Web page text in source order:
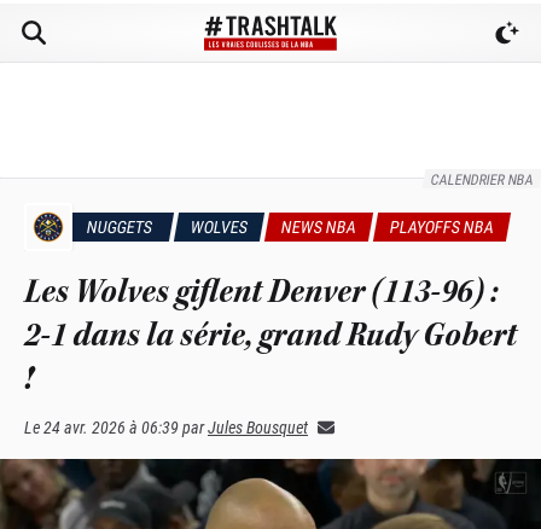
CALENDRIER NBA
NUGGETS WOLVES NEWS NBA PLAYOFFS NBA
Les Wolves giflent Denver (113-96) :
2-1 dans la série, grand Rudy Gobert
!
Le24 avr. 2026 à 06:39parJules Bousquet